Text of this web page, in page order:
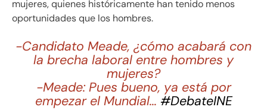
mujeres, quienes históricamente han tenido menos
oportunidades que los hombres.
-Candidato Meade, ¿cómo acabará con
la brecha laboral entre hombres y
mujeres?
-Meade: Pues bueno, ya está por
empezar el Mundial… #DebateINE